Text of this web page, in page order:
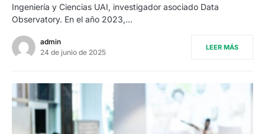
Ingeniería y Ciencias UAI, investigador asociado Data
Observatory. En el año 2023,…
admin
24 de junio de 2025
LEER MÁS